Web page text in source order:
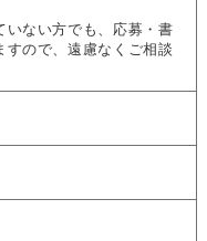
ない方でも、応募・書
すので、遠慮なくご相談